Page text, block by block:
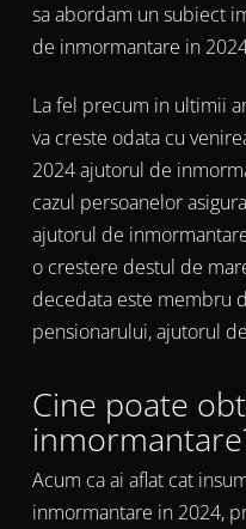
sa abordam un subiect
de inmormantare in
La fel precum in ultimii
va creste odata cu
2024 ajutorul de
cazul persoanelor
ajutorul de
o crestere destul de
decedata este membru
pensionarului, ajutorul
Cine poate
Acum ca ai aflat cat
inmormantare in 2024,